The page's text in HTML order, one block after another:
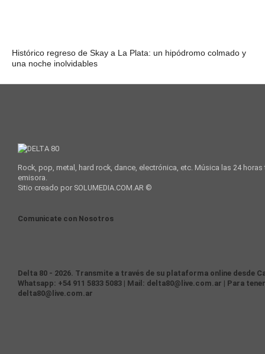
Histórico regreso de Skay a La Plata: un hipódromo colmado y
una noche inolvidables
Rock, pop, metal, hard rock, dance, electrónica, etc. Música las 24
emisora.
Sitio creado por SOLUMEDIA.COM.AR ©
Comunicate con Nosotros
Delta 80 - 2026. Transmite a través de su plataforma online desde
Whatsapp: +54 911 5833 5083 | Mail: delta80@live.com.ar | Para
delta80@live.com.ar